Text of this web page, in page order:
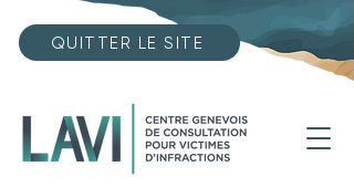
QUITTER LE SITE